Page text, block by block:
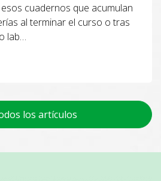
cuadernos que acumulan
al terminar el curso o tras
lab…
los artículos